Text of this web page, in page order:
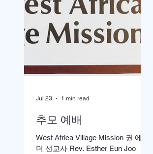
추모 예배
West Africa Village Mission 권 에스
더 선교사 Rev. Esther Eun Joo
Jul 23 1 min read